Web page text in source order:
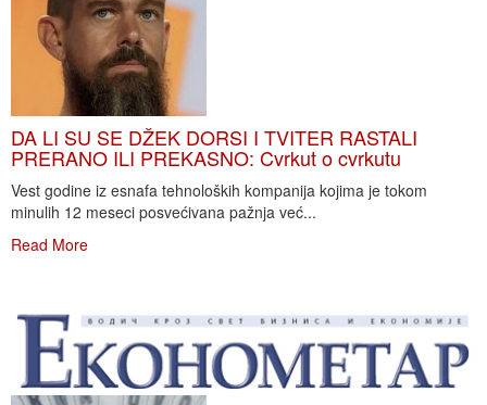
DA LI SU SE DŽEK DORSI I TVITER RASTALI
PRERANO ILI PREKASNO: Cvrkut o cvrkutu
Vest godine iz esnafa tehnoloških kompanija kojima je tokom
minulih 12 meseci posvećivana pažnja već...
Read More